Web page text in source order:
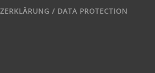
/ DATA PROTECTION